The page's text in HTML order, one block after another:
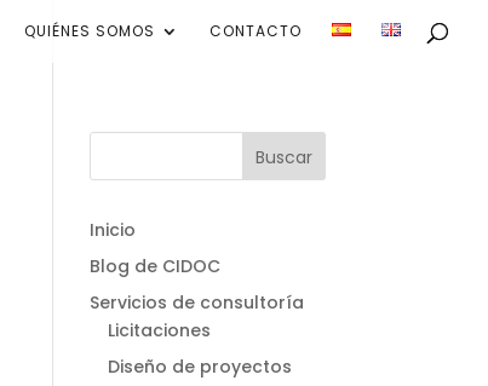
QUIÉNES SOMOS CONTACTO
Inicio
Blog de CIDOC
Servicios de consultoría
Licitaciones
Diseño de proyectos